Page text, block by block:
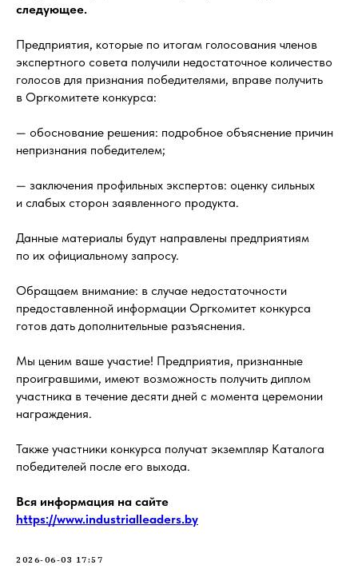
следующее.
Предприятия, которые по итогам голосования членов
экспертного совета получили недостаточное количество
голосов для признания победителями, вправе получить
в Оргкомитете конкурса:
— обоснование решения: подробное объяснение причин
непризнания победителем;
— заключения профильных экспертов: оценку сильных
и слабых сторон заявленного продукта.
Данные материалы будут направлены предприятиям
по их официальному запросу.
Обращаем внимание: в случае недостаточности
предоставленной информации Оргкомитет конкурса
готов дать дополнительные разъяснения.
Мы ценим ваше участие! Предприятия, признанные
проигравшими, имеют возможность получить диплом
участника в течение десяти дней с момента церемонии
награждения.
Также участники конкурса получат экземпляр Каталога
победителей после его выхода.
Вся информация на сайте
https://www.industrialleaders.by
2026-06-03 17:57